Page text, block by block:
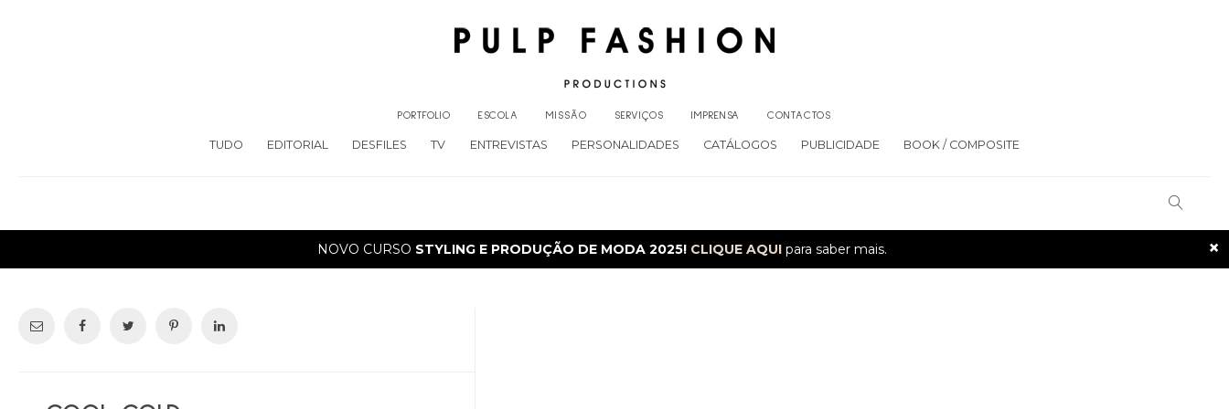
PORTFOLIO ESCOLA MISSÃO SERVIÇOS IMPRENSA CONTACTOS
TUDO EDITORIAL DESFILES TV ENTREVISTAS PERSONALIDADES CATÁLOGOS PUBLICIDADE BOOK / COMPOSITE
×
NOVO CURSO STYLING E PRODUÇÃO DE MODA 2025! CLIQUE AQUIpara saber mais.